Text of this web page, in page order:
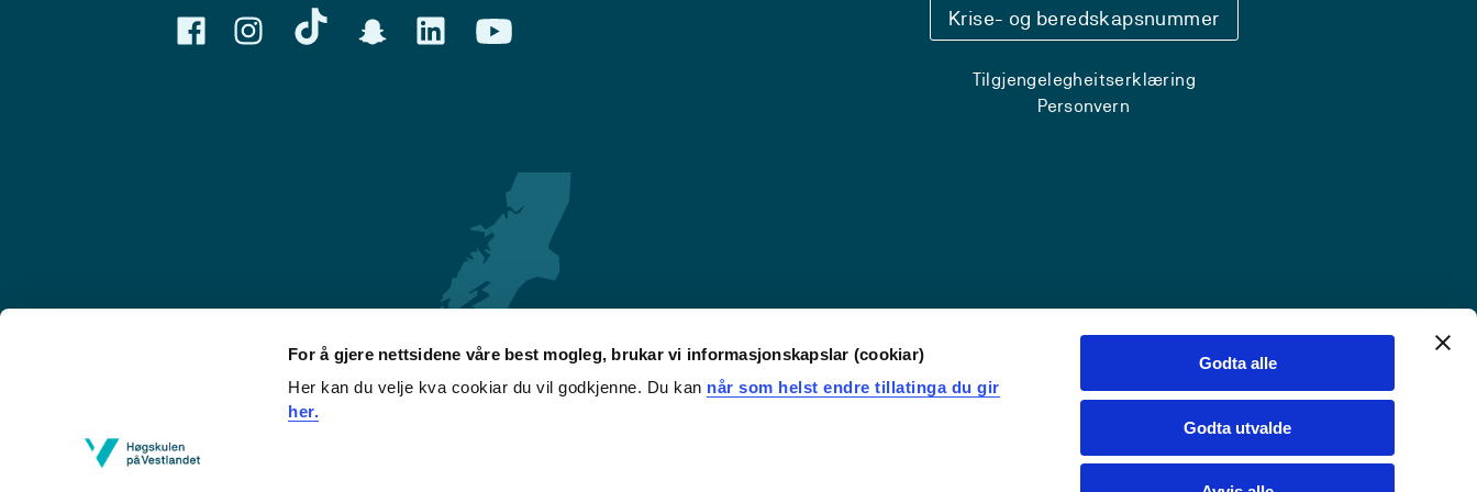
For å gjere nettsidene våre best mogleg, brukar vi informasjonskapslar (cookiar)
Her kan du velje kva cookiar du vil godkjenne. Du kan når som helst endre tillatinga du gir
her.
Godta alle
Godta utvalde
Krise- og beredskapsnummer
Tilgjengelegheitserklæring
Personvern